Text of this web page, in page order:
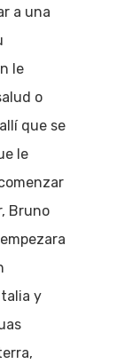
a una
le
o
que se
le
Bruno
y